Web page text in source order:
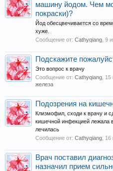
машину йодом. Чем
покраски)?
Йод обесцвечивается со
хуже.
Сообщение от: Cathyqiang 9
Подскажите
Это вопрос к врачу
Сообщение от: Cathyqiang 15
железа
Подозрения на
Клизмофил, сходи к врачу и
кишечной инфекцией лежала
лечилась
Сообщение от: Cathyqiang 16
Врач поставил
назначил прием